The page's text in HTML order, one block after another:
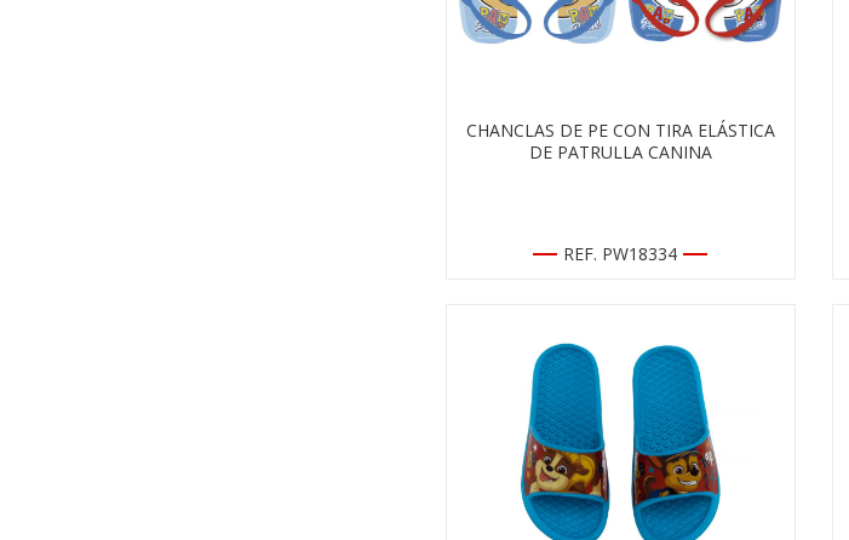
CHANCLAS DE PE CON TIRA ELÁSTICA
DE PATRULLA CANINA
REF. PW18334